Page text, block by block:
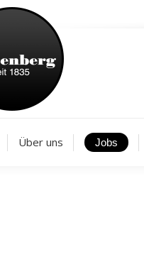
Über uns
Marken